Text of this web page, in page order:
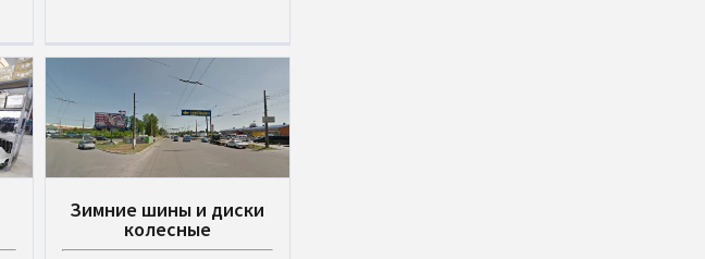
Зимние шины и диски
колесные